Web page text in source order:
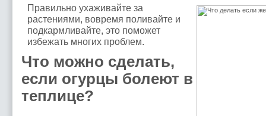
Правильно ухаживайте за
растениями, вовремя поливайте и
подкармливайте, это поможет
избежать многих проблем.
Что можно сделать,
если огурцы болеют в
теплице?